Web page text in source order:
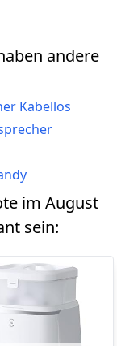
andere
Kabellos
im August
sein: